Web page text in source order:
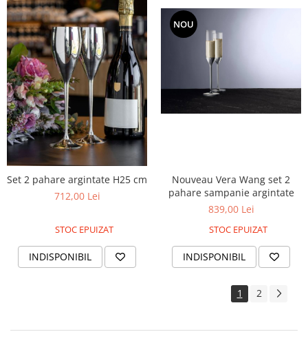
Set 2 pahare argintate H25 cm
712,00 Lei
STOC EPUIZAT
INDISPONIBIL
NOU
Nouveau Vera Wang set 2
pahare sampanie argintate
839,00 Lei
STOC EPUIZAT
INDISPONIBIL
1 2